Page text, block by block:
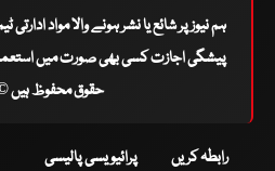
ہم نیوز پر شائع یا نشر ہونے والا مواد
پیشگی اجازت کسی بھی صورت میں
حقوق محفوظ ہیں ©
رابطہ کریں پرائیویسی پالیسی